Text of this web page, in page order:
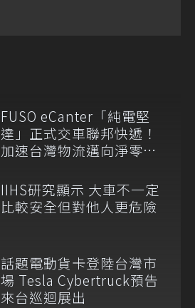
FUSO eCanter「純電堅
達」正式交車聯邦快遞！
加速台灣物流邁向淨零未
IIHS研究顯示 大車不一定
比較安全但對他人更危險
話題電動貨卡登陸台灣市
場 Tesla Cybertruck預告
來台巡迴展出